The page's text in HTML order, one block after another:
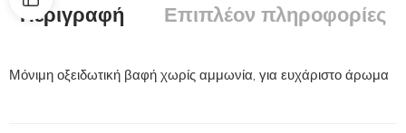
Περιγραφή Επιπλέον πληροφορίες
Μόνιμη οξειδωτική βαφή χωρίς αμμωνία, για ευχάριστο άρωμα